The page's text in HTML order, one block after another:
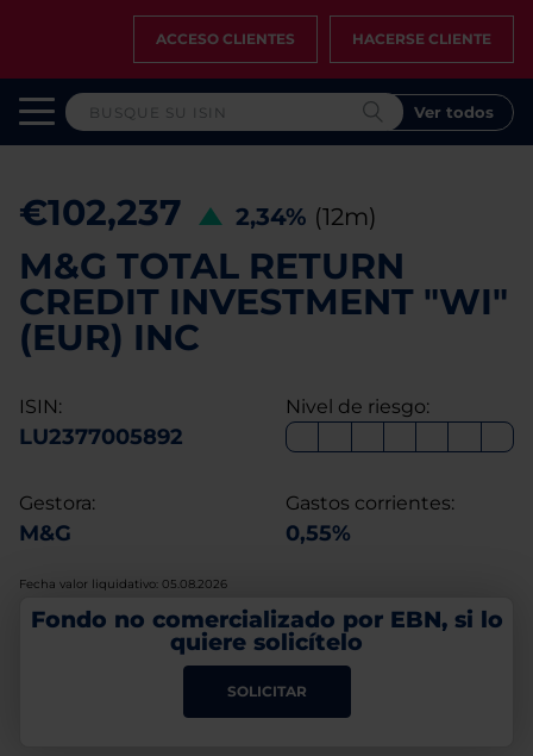
ACCESO CLIENTES HACERSE CLIENTE
Ver todos
€102,237 2,34% (12m)
M&G TOTAL RETURN
CREDIT INVESTMENT "WI"
(EUR) INC
ISIN:
LU2377005892
Nivel de riesgo:
Gestora:
M&G
Gastos corrientes:
0,55%
Fecha valor liquidativo: 05.08.2026
Fondo no comercializado por EBN, si lo
quiere solicítelo
SOLICITAR